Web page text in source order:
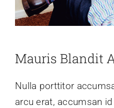
Mauris Blandit
Nulla porttitor
arcu erat, accumsan